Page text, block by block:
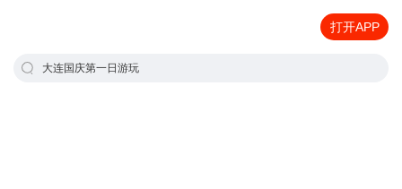
打开APP
大连国庆第一日游玩